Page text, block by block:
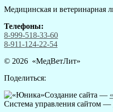
Медицинская и ветеринарная
Телефоны:
8-999-518-33-60
8-911-124-22-54
© 2026 «МедВетЛит»
Поделиться:
Создание сайта —
Система управления сайтом —